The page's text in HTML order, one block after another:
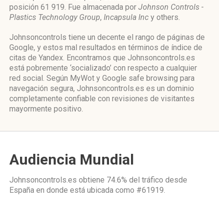
posición 61 919. Fue almacenada por Johnson Controls -
Plastics Technology Group, Incapsula Inc y others.
Johnsoncontrols tiene un decente el rango de páginas de
Google, y estos mal resultados en términos de índice de
citas de Yandex. Encontramos que Johnsoncontrols.es
está pobremente ‘socializado’ con respecto a cualquier
red social. Según MyWot y Google safe browsing para
navegación segura, Johnsoncontrols.es es un dominio
completamente confiable con revisiones de visitantes
mayormente positivo.
Audiencia Mundial
Johnsoncontrols.es obtiene 74.6% del tráfico desde
España en donde está ubicada como #61919.